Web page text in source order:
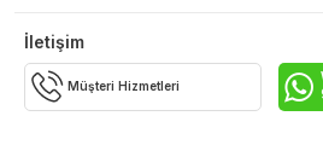
İletişim
Müşteri Hizmetleri